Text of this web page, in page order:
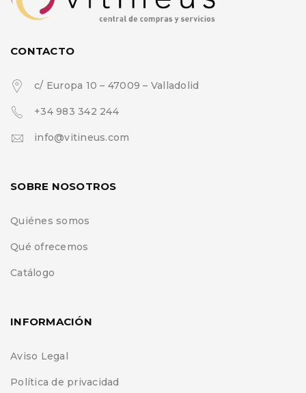
CONTACTO
c/ Europa 10 – 47009 – Valladolid
+34 983 342 244
info@vitineus.com
SOBRE NOSOTROS
Quiénes somos
Qué ofrecemos
Catálogo
INFORMACIÓN
Aviso Legal
Política de privacidad